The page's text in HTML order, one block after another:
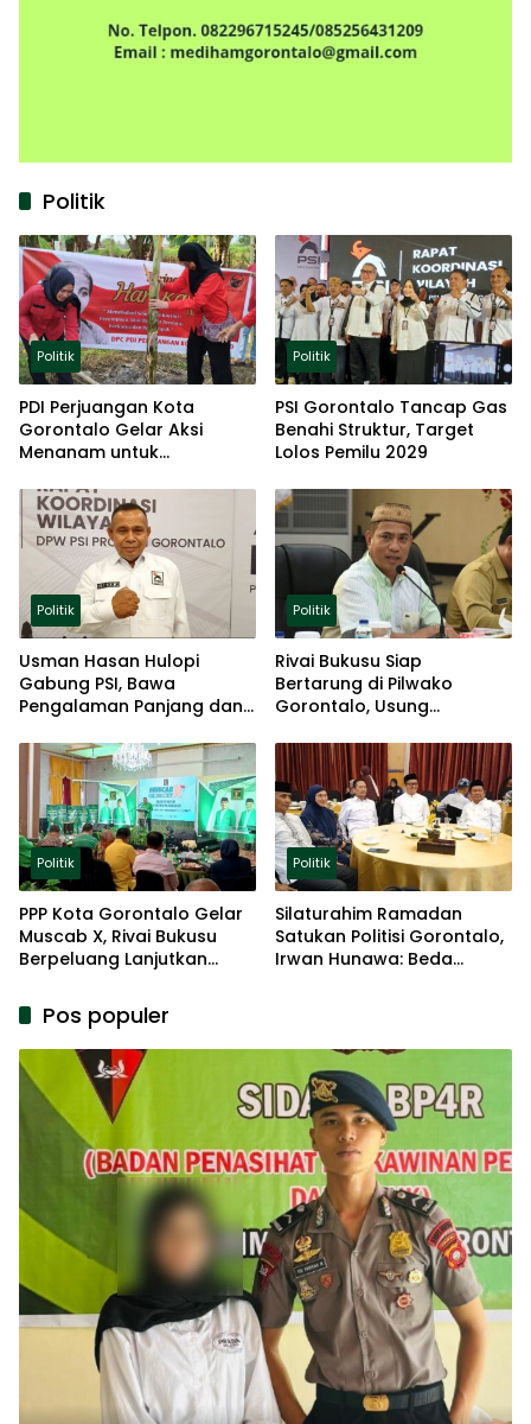
Politik
Politik
PDI Perjuangan Kota
Gorontalo Gelar Aksi
Menanam untuk
Politik
PSI Gorontalo Tancap Gas
Benahi Struktur, Target
Lolos Pemilu 2029
Politik
Usman Hasan Hulopi
Gabung PSI, Bawa
Pengalaman Panjang dan
Politik
Rivai Bukusu Siap
Bertarung di Pilwako
Gorontalo, Usung
Politik
Politik
PPP Kota Gorontalo Gelar
Muscab X, Rivai Bukusu
Berpeluang Lanjutkan
Politik
Silaturahim Ramadan
Satukan Politisi Gorontalo,
Irwan Hunawa: Beda
Pos populer